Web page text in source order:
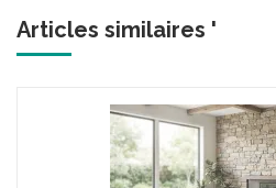
Articles similaires '